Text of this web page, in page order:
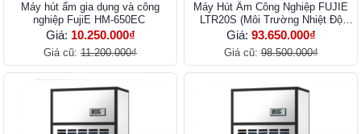
Máy hút ẩm gia dụng và công
nghiệp FujiE HM-650EC
Giá: 10.250.000₫
Giá cũ: 11.200.000₫
Máy Hút Ẩm Công Nghiệp FUJIE
LTR20S (Môi Trường Nhiệt Độ
Thấp)
Giá: 93.650.000₫
Giá cũ:98.500.000₫